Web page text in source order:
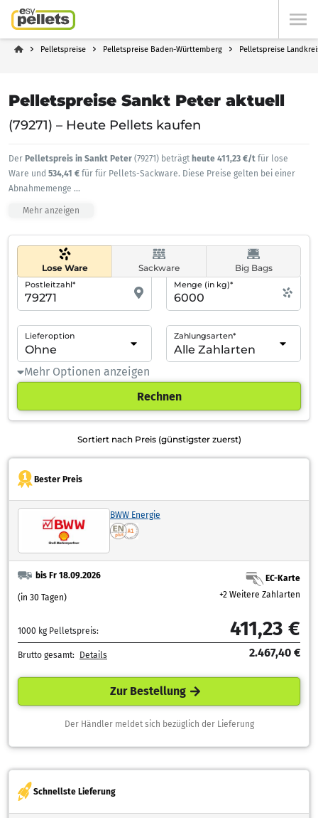
Pelletspreise Pelletspreise Baden-Württemberg Pelletspreise
Pelletspreise Sankt Peter aktuell
(79271) – Heute Pellets kaufen
Der Pelletspreis in Sankt Peter (79271) beträgt heute 411,23 €/t für lose
Ware und 534,41 € für für Pellets-Sackware. Diese Preise gelten bei einer
Abnahmemenge ...
Mehr anzeigen
Lose Ware Sackware Big Bags
Postleitzahl* Menge (in kg)*
Lieferoption Zahlungsarten*
Mehr Optionen anzeigen
Rechnen
Sortiert nach Preis (günstigster zuerst)
Bester Preis
BWW Energie
bis Fr 18.09.2026
(in 30 Tagen)
EC-Karte
+2 Weitere Zahlarten
1000 kg Pelletspreis: 411,23 €
Brutto gesamt: Details 2.467,40 €
Zur Bestellung
Der Händler meldet sich bezüglich der Lieferung
Schnellste Lieferung